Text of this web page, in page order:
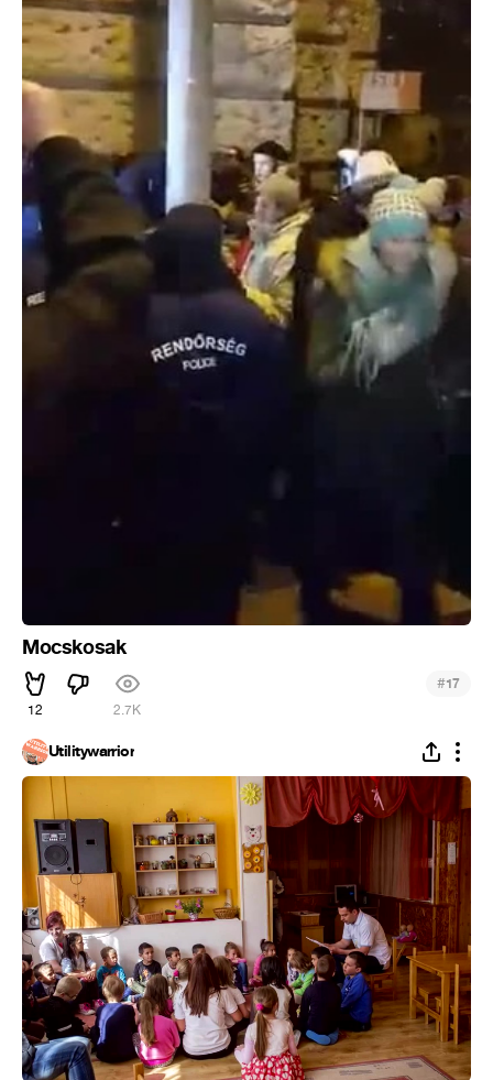
Mocskosak
12 2.7K
#17
Utilitywarrior